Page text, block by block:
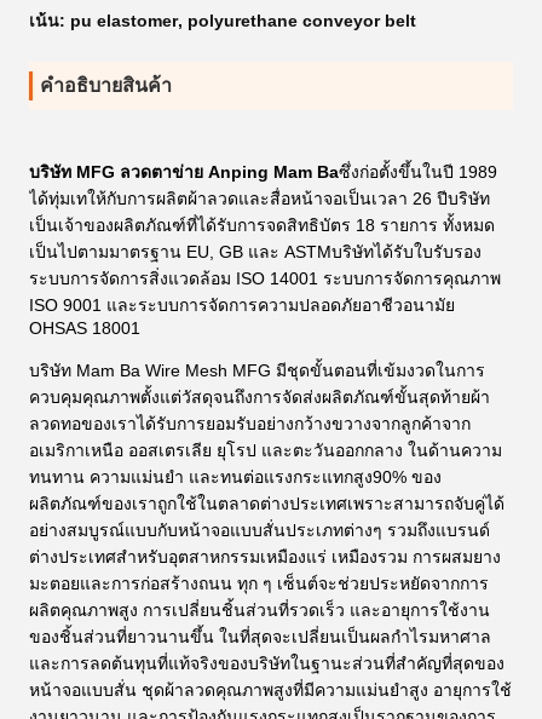
เน้น: pu elastomer, polyurethane conveyor belt
คําอธิบายสินค้า
บริษัท MFG ลวดตาข่าย Anping Mam Baซึ่งก่อตั้งขึ้นในปี 1989
ได้ทุ่มเทให้กับการผลิตผ้าลวดและสื่อหน้าจอเป็นเวลา 26 ปีบริษัท
เป็นเจ้าของผลิตภัณฑ์ที่ได้รับการจดสิทธิบัตร 18 รายการ ทั้งหมด
เป็นไปตามมาตรฐาน EU, GB และ ASTMบริษัทได้รับใบรับรอง
ระบบการจัดการสิ่งแวดล้อม ISO 14001 ระบบการจัดการคุณภาพ
ISO 9001 และระบบการจัดการความปลอดภัยอาชีวอนามัย
OHSAS 18001
บริษัท Mam Ba Wire Mesh MFG มีชุดขั้นตอนที่เข้มงวดในการ
ควบคุมคุณภาพตั้งแต่วัสดุจนถึงการจัดส่งผลิตภัณฑ์ขั้นสุดท้ายผ้า
ลวดทอของเราได้รับการยอมรับอย่างกว้างขวางจากลูกค้าจาก
อเมริกาเหนือ ออสเตรเลีย ยุโรป และตะวันออกกลาง ในด้านความ
ทนทาน ความแม่นยำ และทนต่อแรงกระแทกสูง90% ของ
ผลิตภัณฑ์ของเราถูกใช้ในตลาดต่างประเทศเพราะสามารถจับคู่ได้
อย่างสมบูรณ์แบบกับหน้าจอแบบสั่นประเภทต่างๆ รวมถึงแบรนด์
ต่างประเทศสำหรับอุตสาหกรรมเหมืองแร่ เหมืองรวม การผสมยาง
มะตอยและการก่อสร้างถนน ทุก ๆ เซ็นต์จะช่วยประหยัดจากการ
ผลิตคุณภาพสูง การเปลี่ยนชิ้นส่วนที่รวดเร็ว และอายุการใช้งาน
ของชิ้นส่วนที่ยาวนานขึ้น ในที่สุดจะเปลี่ยนเป็นผลกำไรมหาศาล
และการลดต้นทุนที่แท้จริงของบริษัทในฐานะส่วนที่สำคัญที่สุดของ
หน้าจอแบบสั่น ชุดผ้าลวดคุณภาพสูงที่มีความแม่นยำสูง อายุการใช้